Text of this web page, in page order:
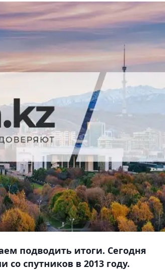
подводить итоги. Сегодня
спутников в 2013 году.